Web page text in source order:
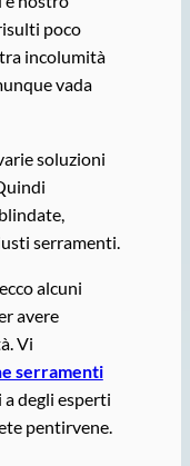
poco
incolumità
vada
soluzioni
serramenti.
alcuni
avere
Vi
serramenti
degli esperti
pentirvene.